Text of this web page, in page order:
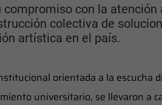
compromiso con la atención
colectiva de
artística en el país.
orientada a la escucha
universitario, se llevaron a